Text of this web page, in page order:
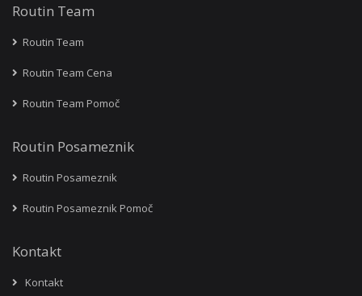
Routin Team
Routin Team
Routin Team Cena
Routin Team Pomoč
Routin Posameznik
Routin Posameznik
Routin Posameznik Pomoč
Kontakt
Kontakt